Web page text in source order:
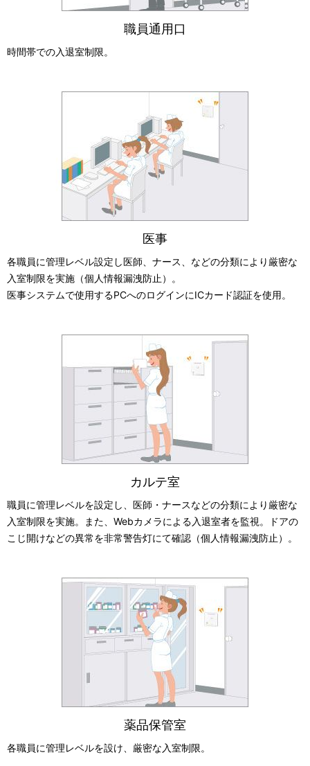
時間帯での入退室制限。
職員通用口
各職員に管理レベル設定し医師、ナース、などの分類により厳密な
入室制限を実施（個人情報漏洩防止）。
医事システムで使用するPCへのログインにICカード認証を使用。
医事
職員に管理レベルを設定し、医師・ナースなどの分類により厳密な
入室制限を実施。また、Webカメラによる入退室者を監視。ドアの
こじ開けなどの異常を非常警告灯にて確認（個人情報漏洩防止）。
カルテ室
各職員に管理レベルを設け、厳密な入室制限。
薬品保管室